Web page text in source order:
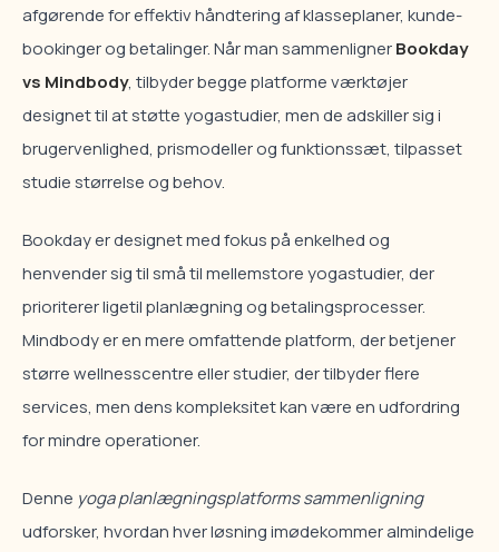
afgørende for effektiv håndtering af klasseplaner, kunde-
bookinger og betalinger. Når man sammenlignerBookday
vs Mindbody, tilbyder begge platforme værktøjer
designet til at støtte yogastudier, men de adskiller sig i
brugervenlighed, prismodeller og funktionssæt, tilpasset
studie størrelse og behov.
Bookday er designet med fokus på enkelhed og
henvender sig til små til mellemstore yogastudier, der
prioriterer ligetil planlægning og betalingsprocesser.
Mindbody er en mere omfattende platform, der betjener
større wellnesscentre eller studier, der tilbyder flere
services, men dens kompleksitet kan være en udfordring
for mindre operationer.
Denne yoga planlægningsplatforms sammenligning
udforsker, hvordan hver løsning imødekommer almindelige